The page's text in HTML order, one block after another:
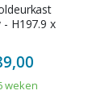
- H197.9 x
weken